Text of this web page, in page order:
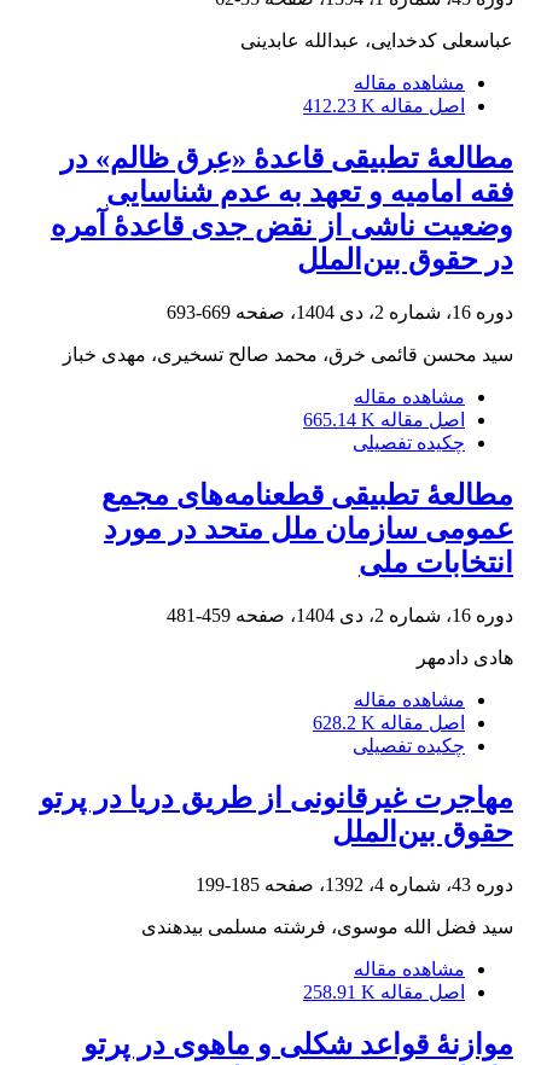
عباسعلی کدخدایی، عبدالله عابدینی
مشاهده مقاله
اصل مقاله 412.23 K
مطالعۀ تطبیقی قاعدۀ «عِرق ظالم» در
فقه امامیه و تعهد به عدم ‌شناسایی
وضعیت ناشی از نقض جدی قاعدۀ آمره
در حقوق بین‌الملل
دوره 16، شماره 2، دی 1404، صفحه 669-693
سید محسن قائمی خرق، محمد صالح تسخیری، مهدی خباز
مشاهده مقاله
اصل مقاله 665.14 K
چکیده تفصیلی
مطالعۀ تطبیقی قطعنامه‌های مجمع
عمومی سازمان ملل متحد در مورد
انتخابات ملی
دوره 16، شماره 2، دی 1404، صفحه 459-481
هادی دادمهر
مشاهده مقاله
اصل مقاله 628.2 K
چکیده تفصیلی
مهاجرت غیرقانونی از طریق دریا در پرتو
حقوق بین‌الملل
دوره 43، شماره 4، 1392، صفحه 185-199
سید فضل الله موسوی، فرشته مسلمی بیدهندی
مشاهده مقاله
اصل مقاله 258.91 K
موازنۀ قواعد شکلی و ماهوی در پرتو